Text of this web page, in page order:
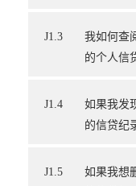
J1.3
我如何查
的个人信
J1.4
如果我发
的信贷纪
J1.5
如果我想